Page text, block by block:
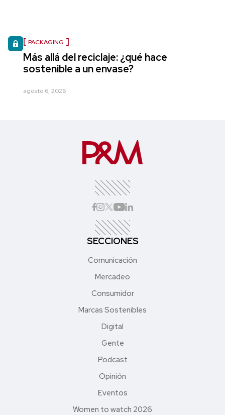
PACKAGING
Más allá del reciclaje: ¿qué hace
sostenible a un envase?
agosto 6, 2026
SECCIONES
Comunicación
Mercadeo
Consumidor
Marcas Sostenibles
Digital
Gente
Podcast
Opinión
Eventos
Women to watch 2026